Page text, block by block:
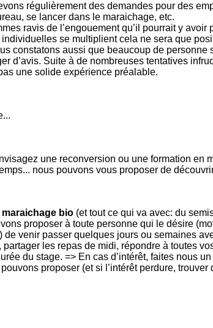
régulièrement des demandes pour des
se lancer dans le maraichage, etc.
ravis de l’engouement qu’il pourrait y
se multiplient cela ne sera que
constatons aussi que beaucoup de
d’avis. Suite à de nombreuses tentatives
une solide expérience préalable.
une reconversion ou une formation en
nous pouvons vous proposer de
maraichage bio (et tout ce qui va avec: du
proposer à toute personne qui le désire
de venir passer quelques jours ou semaines
partager les repas de midi, répondre à toutes
du stage. => En cas d’intérêt, faites nous un
proposer (et si l’intérêt perdure, trouver